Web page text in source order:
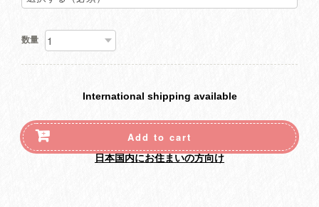
数量
International shipping available
Add to cart
日本国内にお住まいの方向け